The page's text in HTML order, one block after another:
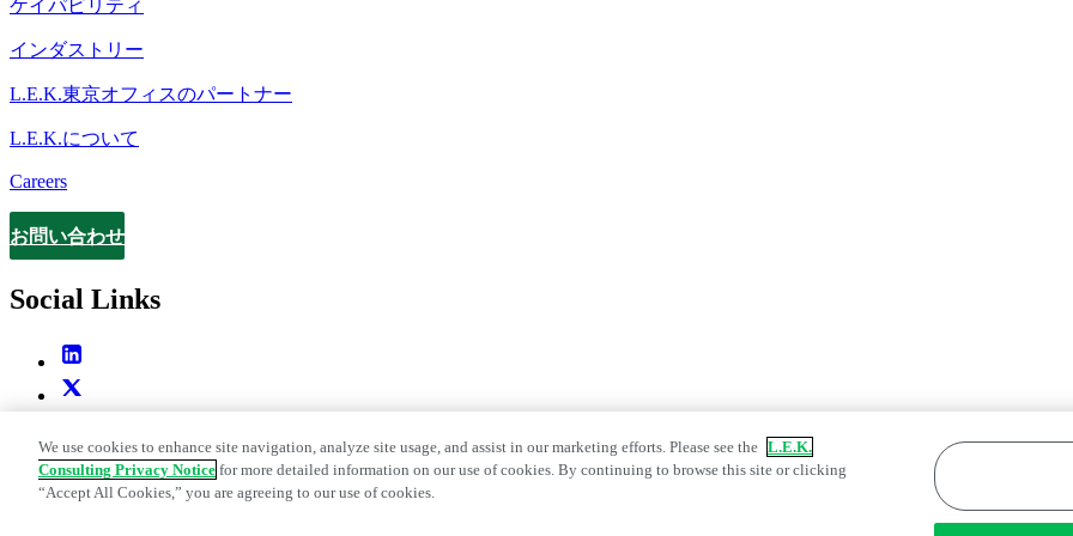
ケイパビリティ
インダストリー
L.E.K.東京オフィスのパートナー
L.E.K.について
Careers
Contact
お問い合わせ
Social Links
We use cookies to enhance site navigation, analyze site usage, and assist in our marketing efforts. Please see the L.E.K.
Consulting Privacy Notice for more detailed information on our use of cookies. By continuing to browse this site or clicking
“Accept All Cookies,” you are agreeing to our use of cookies.